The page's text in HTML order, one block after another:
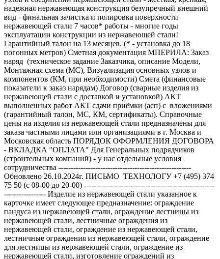
надежная нержавеющая конструкция безупречный внешний
вид - финальная зачистка и полировка поверхности
нержавеющей стали 7 часов* работы - многие годы
эксплуатации конструкции из нержавеющей стали!
Гарантийный талон на 13 месяцев. (* - установка до 18
погонных метров) Сметная документация МПЕРИЛА: Заказ
наряд (техническое задание Заказчика, описание Модели,
Монтажная схема (МС), Визуализация основных узлов и
компонентов (КМ, при необходимости) Смета (финансовые
показатели к заказ нарядам) Договор (сварные изделия из
нержавеющей стали с доставкой и установкой) АКТ
выполненных работ АКТ сдачи приёмки (асп) с вложениями
(гарантийный талон, МС, КМ, сертификаты). Справочные
цены на изделия из нержавеющей стали предназначены для
заказа частными лицами или организациями в г. Москва и
Московская область ПОРЯДОК ОФОРМЛЕНИЯ ДОГОВОРА
- ВКЛАДКА "ОПЛАТА" Для Генеральных подрядчиков
(строительных компаний) - у нас отдельные условия
сотрудничества ------------------------------------------------------
Обновлено 26.10.2024г. ПИСЬМО ТЕХНОЛОГУ +7 (495) 374
75 50 (с 08-00 до 20-00) -----------------------------------------------------
----------------- Изделие из нержавеющей стали указанное к
карточке имеет следующее предназначение: ограждение
пандуса из нержавеющей стали, ограждение лестницы из
нержавеющей стали, лестничные ограждения из
нержавеющей стали, ограждение из нержавеющей стали,
лестничные ограждения из нержавеющей стали, ограждение
для лестницы из нержавеющей стали, ограждение из
нержавеющей стали, изготовление ограждений из